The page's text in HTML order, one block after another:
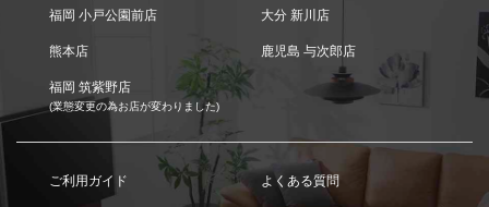
福岡 小戸公園前店 大分 新川店
熊本店 鹿児島 与次郎店
福岡 筑紫野店
(業態変更の為お店が変わりました)
ご利用ガイド よくある質問